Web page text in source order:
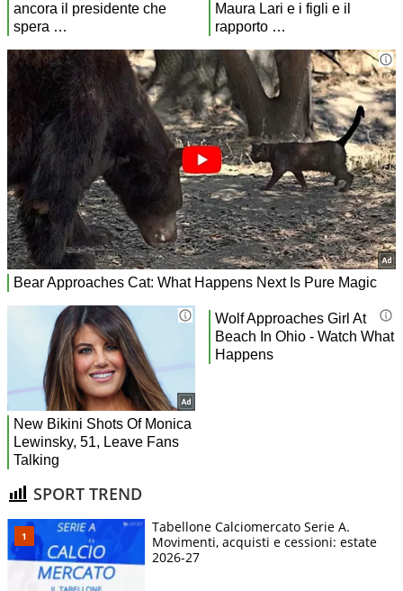
SPORT TREND
Tabellone Calciomercato Serie A.
Movimenti, acquisti e cessioni: estate
2026-27